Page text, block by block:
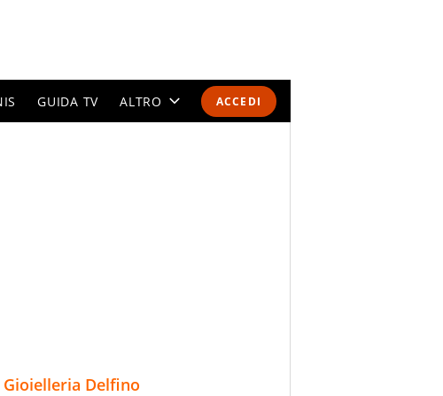
ACCEDI
GUIDA TV ALTRO
Gioielleria Delfino